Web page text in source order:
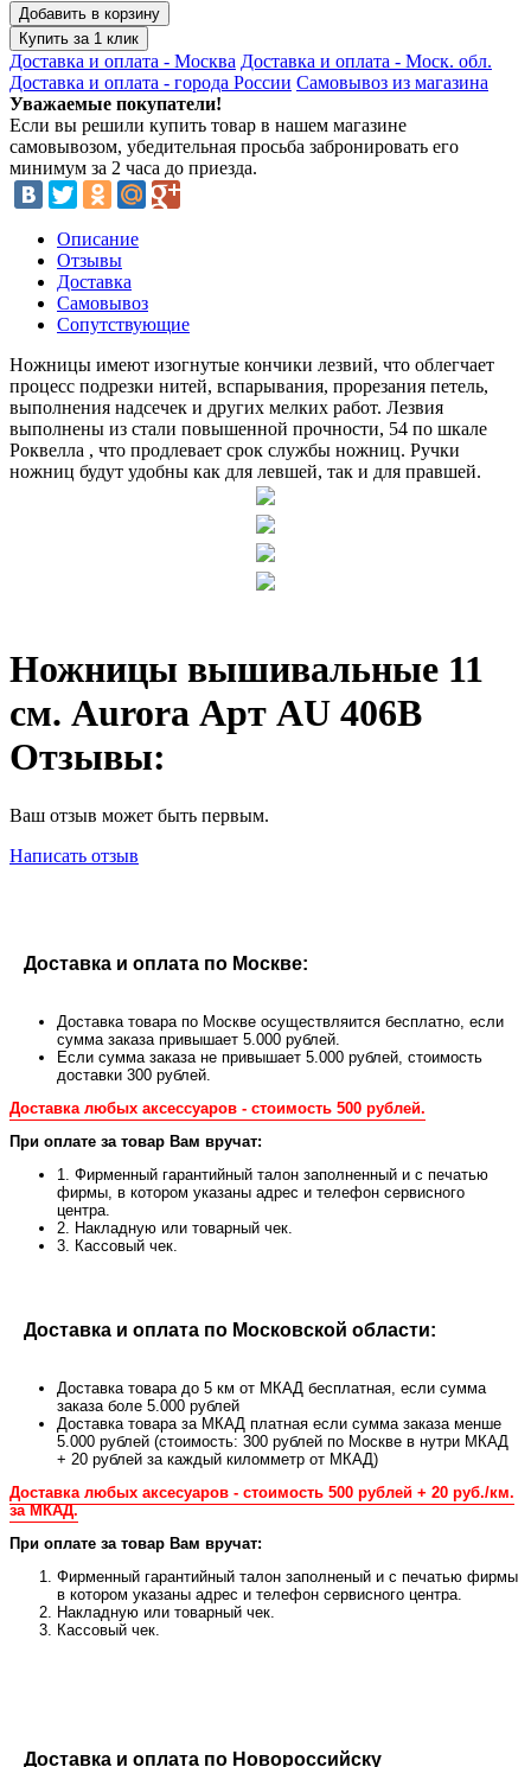
Добавить в корзину
Купить за 1 клик
Доставка и оплата - Москва Доставка и оплата - Моск. обл.
Доставка и оплата - города России Самовывоз из магазина
Уважаемые покупатели!
Если вы решили купить товар в нашем магазине
самовывозом, убедительная просьба забронировать его
минимум за 2 часа до приезда.
Описание
Отзывы
Доставка
Самовывоз
Сопутствующие
Ножницы имеют изогнутые кончики лезвий, что облегчает
процесс подрезки нитей, вспарывания, прорезания петель,
выполнения надсечек и других мелких работ. Лезвия
выполнены из стали повышенной прочности, 54 по шкале
Роквелла , что продлевает срок службы ножниц. Ручки
ножниц будут удобны как для левшей, так и для правшей.
Ножницы вышивальные 11
см. Aurora Арт AU 406В
Отзывы:
Ваш отзыв может быть первым.
Написать отзыв
Доставка и оплата по Москве:
Доставка товара по Москве осуществляится бесплатно, если
сумма заказа привышает 5.000 рублей.
Если сумма заказа не привышает 5.000 рублей, стоимость
доставки 300 рублей.
Доставка любых аксессуаров - стоимость 500 рублей.
При оплате за товар Вам вручат:
1. Фирменный гарантийный талон заполненный и с печатью
фирмы, в котором указаны адрес и телефон сервисного
центра.
2. Накладную или товарный чек.
3. Кассовый чек.
Доставка и оплата по Московской области:
Доставка товара до 5 км от МКАД бесплатная, если сумма
заказа боле 5.000 рублей
Доставка товара за МКАД платная если сумма заказа менше
5.000 рублей (стоимость: 300 рублей по Москве в нутри МКАД
+ 20 рублей за каждый киломметр от МКАД)
Доставка любых аксесуаров - стоимость 500 рублей + 20 руб./км.
за МКАД.
При оплате за товар Вам вручат:
Фирменный гарантийный талон заполненый и с печатью фирмы
в котором указаны адрес и телефон сервисного центра.
Накладную или товарный чек.
Кассовый чек.
Доставка и оплата по Новороссийску